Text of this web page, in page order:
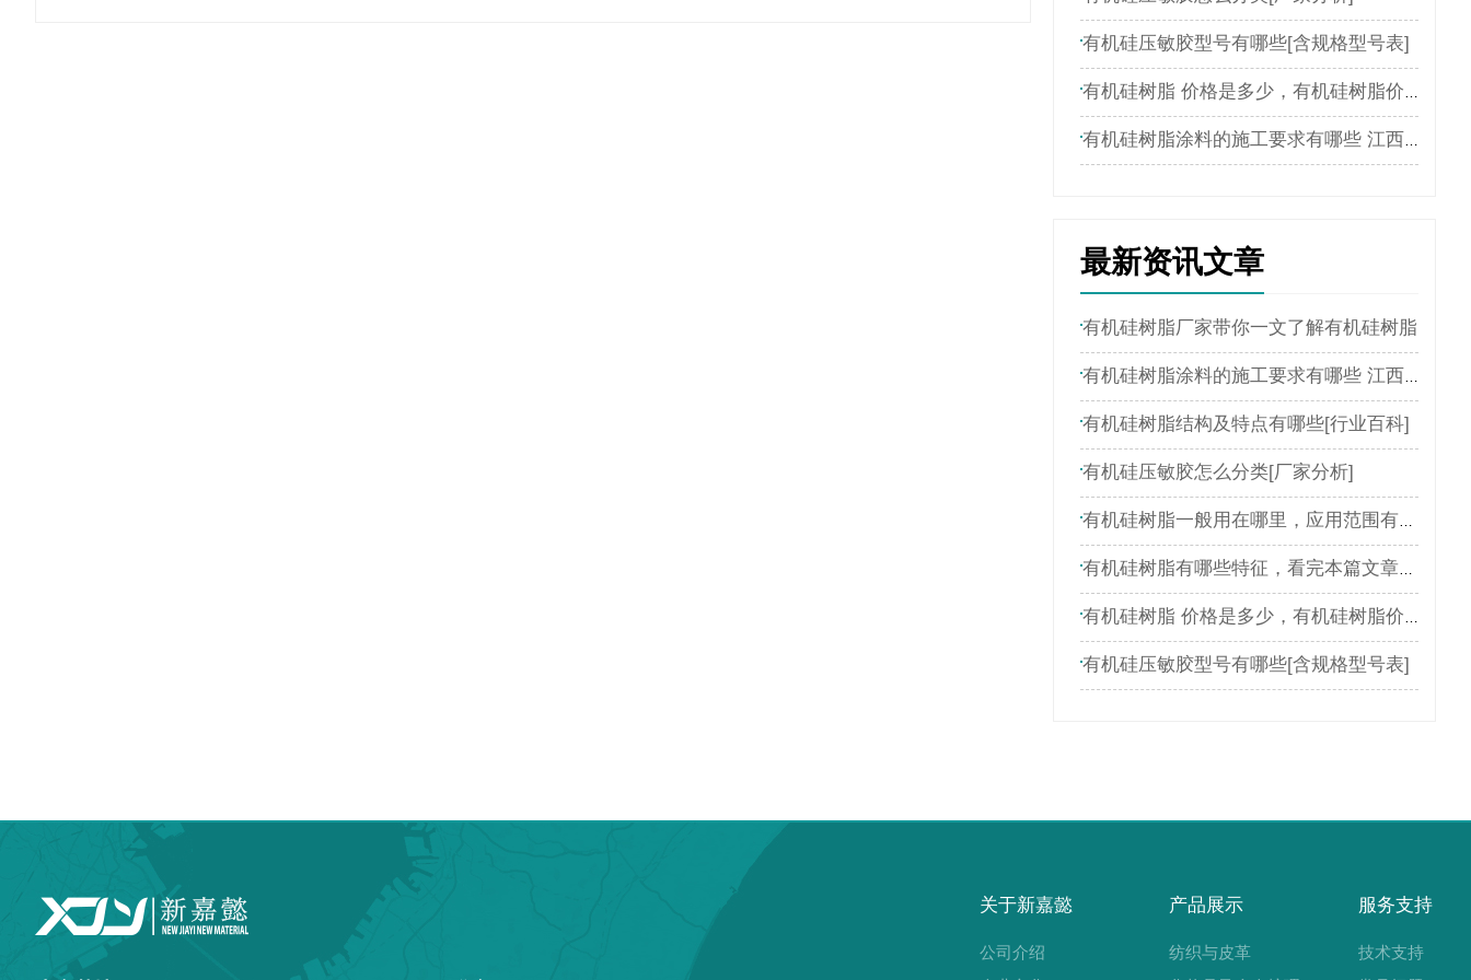
有机硅压敏胶型号有哪些[含规格型号表]
有机硅树脂 价格是多少，有机硅树脂价格表
有机硅树脂涂料的施工要求有哪些 江西新嘉懿为您介绍
最新资讯文章
有机硅树脂厂家带你一文了解有机硅树脂
有机硅树脂涂料的施工要求有哪些 江西新嘉懿为您介绍
有机硅树脂结构及特点有哪些[行业百科]
有机硅压敏胶怎么分类[厂家分析]
有机硅树脂一般用在哪里，应用范围有哪些
有机硅树脂有哪些特征，看完本篇文章就了解
有机硅树脂 价格是多少，有机硅树脂价格表
有机硅压敏胶型号有哪些[含规格型号表]
关于新嘉懿
公司介绍
产品展示
纺织与皮革
服务支持
技术支持